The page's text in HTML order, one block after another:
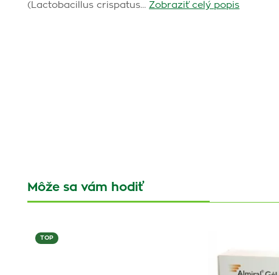
(Lactobacillus crispatus… Zobraziť celý popis
Môže sa vám hodiť
TOP